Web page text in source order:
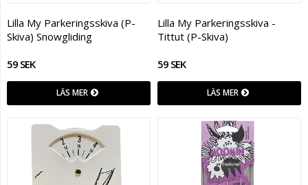
Lägg till i favoritlistan
Lilla My Parkeringsskiva (P-
Skiva) Snowgliding
59 SEK
LÄS MER
Lilla My Parkeringsskiva -
Tittut (P-Skiva)
59 SEK
LÄS MER